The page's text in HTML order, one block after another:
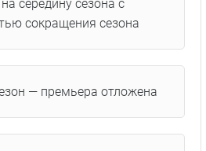
середину сезона с
сокращения сезона
— премьера отложена